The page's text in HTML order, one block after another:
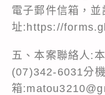
電子郵件信箱，
址:https://
五、本案聯絡人:
(07)342-6031分
箱